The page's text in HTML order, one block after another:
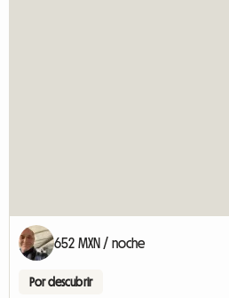
652 MXN / noche
Por descubrir